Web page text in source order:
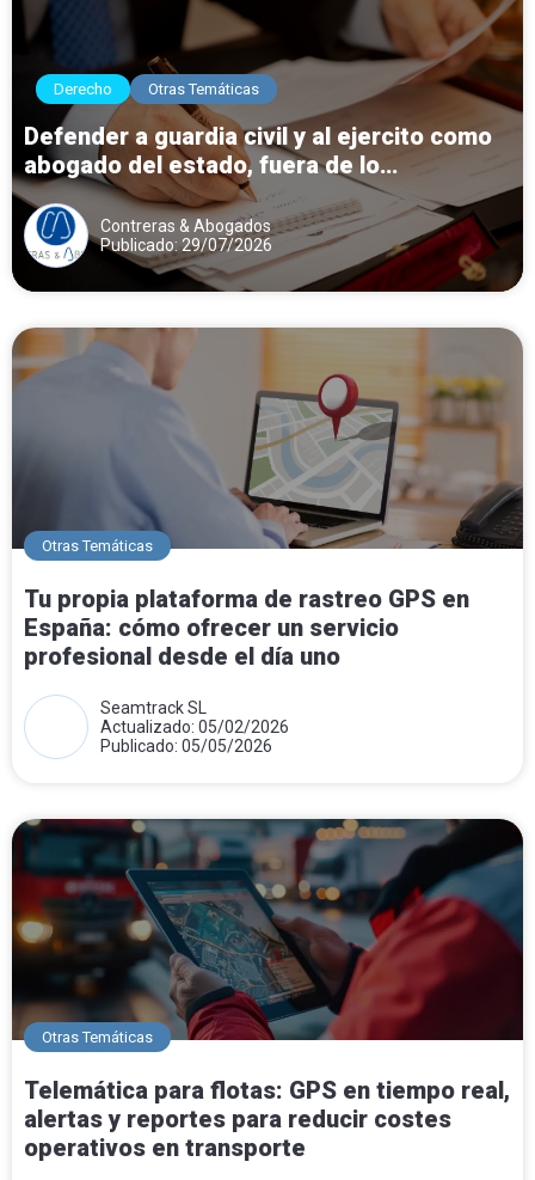
Derecho Otras Temáticas
Defender a guardia civil y al ejercito como
abogado del estado, fuera de lo
corporativo del cuerpo contra expedientes
disciplinarios.Contreras & Abogados
Publicado: 29/07/2026
Otras Temáticas
Tu propia plataforma de rastreo GPS en
España: cómo ofrecer un servicio
profesional desde el día uno
Seamtrack SL
Actualizado: 05/02/2026
Publicado: 05/05/2026
Otras Temáticas
Telemática para flotas: GPS en tiempo real,
alertas y reportes para reducir costes
operativos en transporte